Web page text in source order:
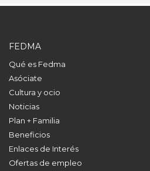
FEDMA
Qué es Fedma
Asóciate
Cultura y ocio
Noticias
Plan + Familia
Beneficios
Enlaces de Interés
Ofertas de empleo